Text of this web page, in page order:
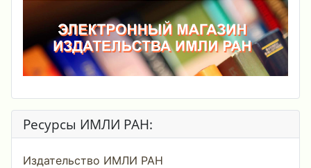
Ресурсы ИМЛИ РАН:
Издательство ИМЛИ РАН